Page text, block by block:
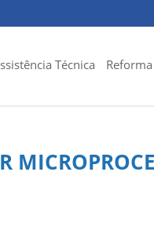
Técnica